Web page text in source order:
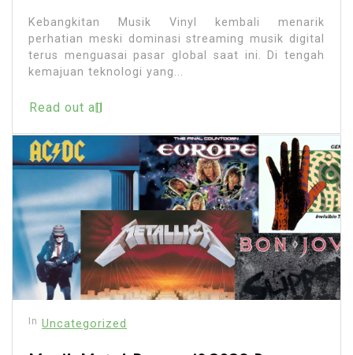
Kebangkitan Musik Vinyl kembali menarik
perhatian meski dominasi streaming musik digital
terus menguasai pasar global saat ini. Di tengah
kemajuan teknologi yang...
Read out all
In Uncategorized